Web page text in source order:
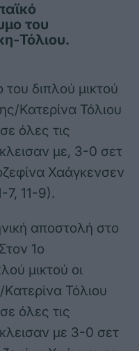
του
Τόλιου.
του διπλού μικτού
Κατερίνα Τόλιου
όλες τις
με, 3-0 σετ
Χαάγκενσεν
7, 11-9).
αποστολή στο
1ο
μικτού οι
Τόλιου
όλες τις
με 3-0 σετ